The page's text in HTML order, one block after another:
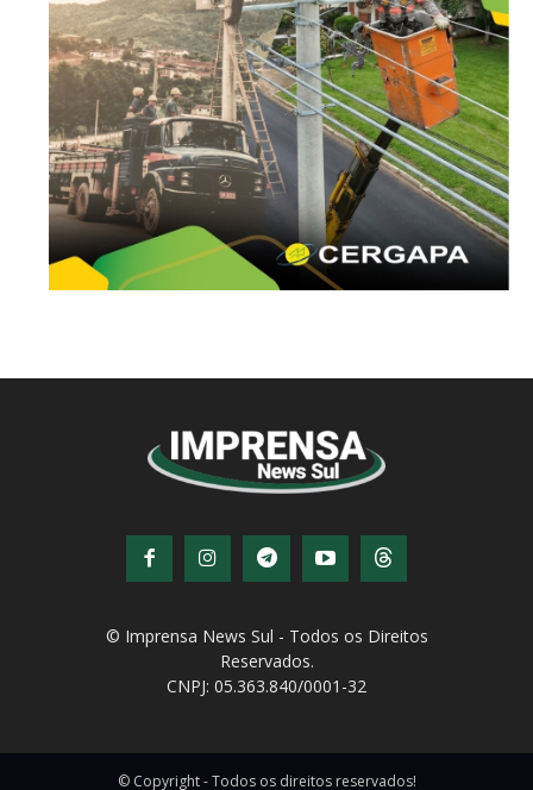
© Imprensa News Sul - Todos os Direitos
Reservados.
CNPJ: 05.363.840/0001-32
© Copyright - Todos os direitos reservados!